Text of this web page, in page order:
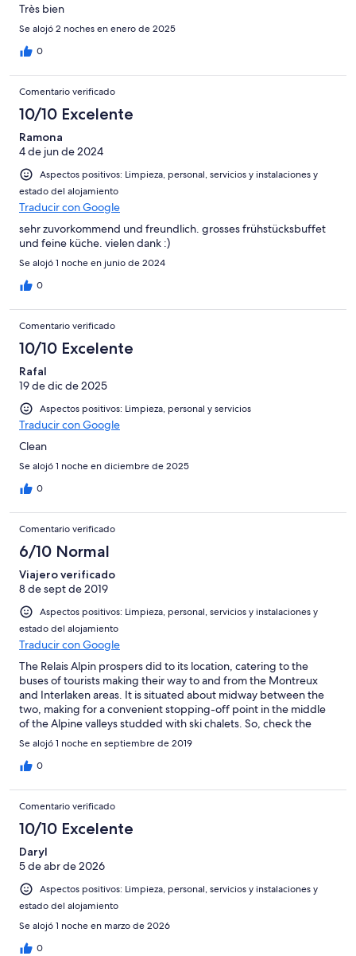
Très bien
Se alojó 2 noches en enero de 2025
0
Comentario verificado
10/10 Excelente
Ramona
4 de jun de 2024
Aspectos positivos: Limpieza, personal, servicios y instalaciones y
estado del alojamiento
Traducir con Google
sehr zuvorkommend und freundlich. grosses frühstücksbuffet
und feine küche. vielen dank :)
Se alojó 1 noche en junio de 2024
0
Comentario verificado
10/10 Excelente
Rafal
19 de dic de 2025
Aspectos positivos: Limpieza, personal y servicios
Traducir con Google
Clean
Se alojó 1 noche en diciembre de 2025
0
Comentario verificado
6/10 Normal
Viajero verificado
8 de sept de 2019
Aspectos positivos: Limpieza, personal, servicios y instalaciones y
estado del alojamiento
Traducir con Google
The Relais Alpin prospers did to its location, catering to the
buses of tourists making their way to and from the Montreux
and Interlaken areas. It is situated about midway between the
two, making for a convenient stopping-off point in the middle
of the Alpine valleys studded with ski chalets. So, check the
location box—once you find the place, that is (we drove around
for over 90 mins on those lovely rural routes trying to find the
place, which even a GPS wasn’t of much help—a hint: it’s on the
Mosses,” which doesn’t rank mention on many atlases).
Accommodations are basic, I would say. You’ve got the bare
necessities here but no frills—adequate for what the average
bus tourer (or skier) requires but perhaps less than other visitors
are hoping for.
Se alojó 1 noche en septiembre de 2019
0
Comentario verificado
10/10 Excelente
Daryl
5 de abr de 2026
Aspectos positivos: Limpieza, personal, servicios y instalaciones y
estado del alojamiento
Se alojó 1 noche en marzo de 2026
0